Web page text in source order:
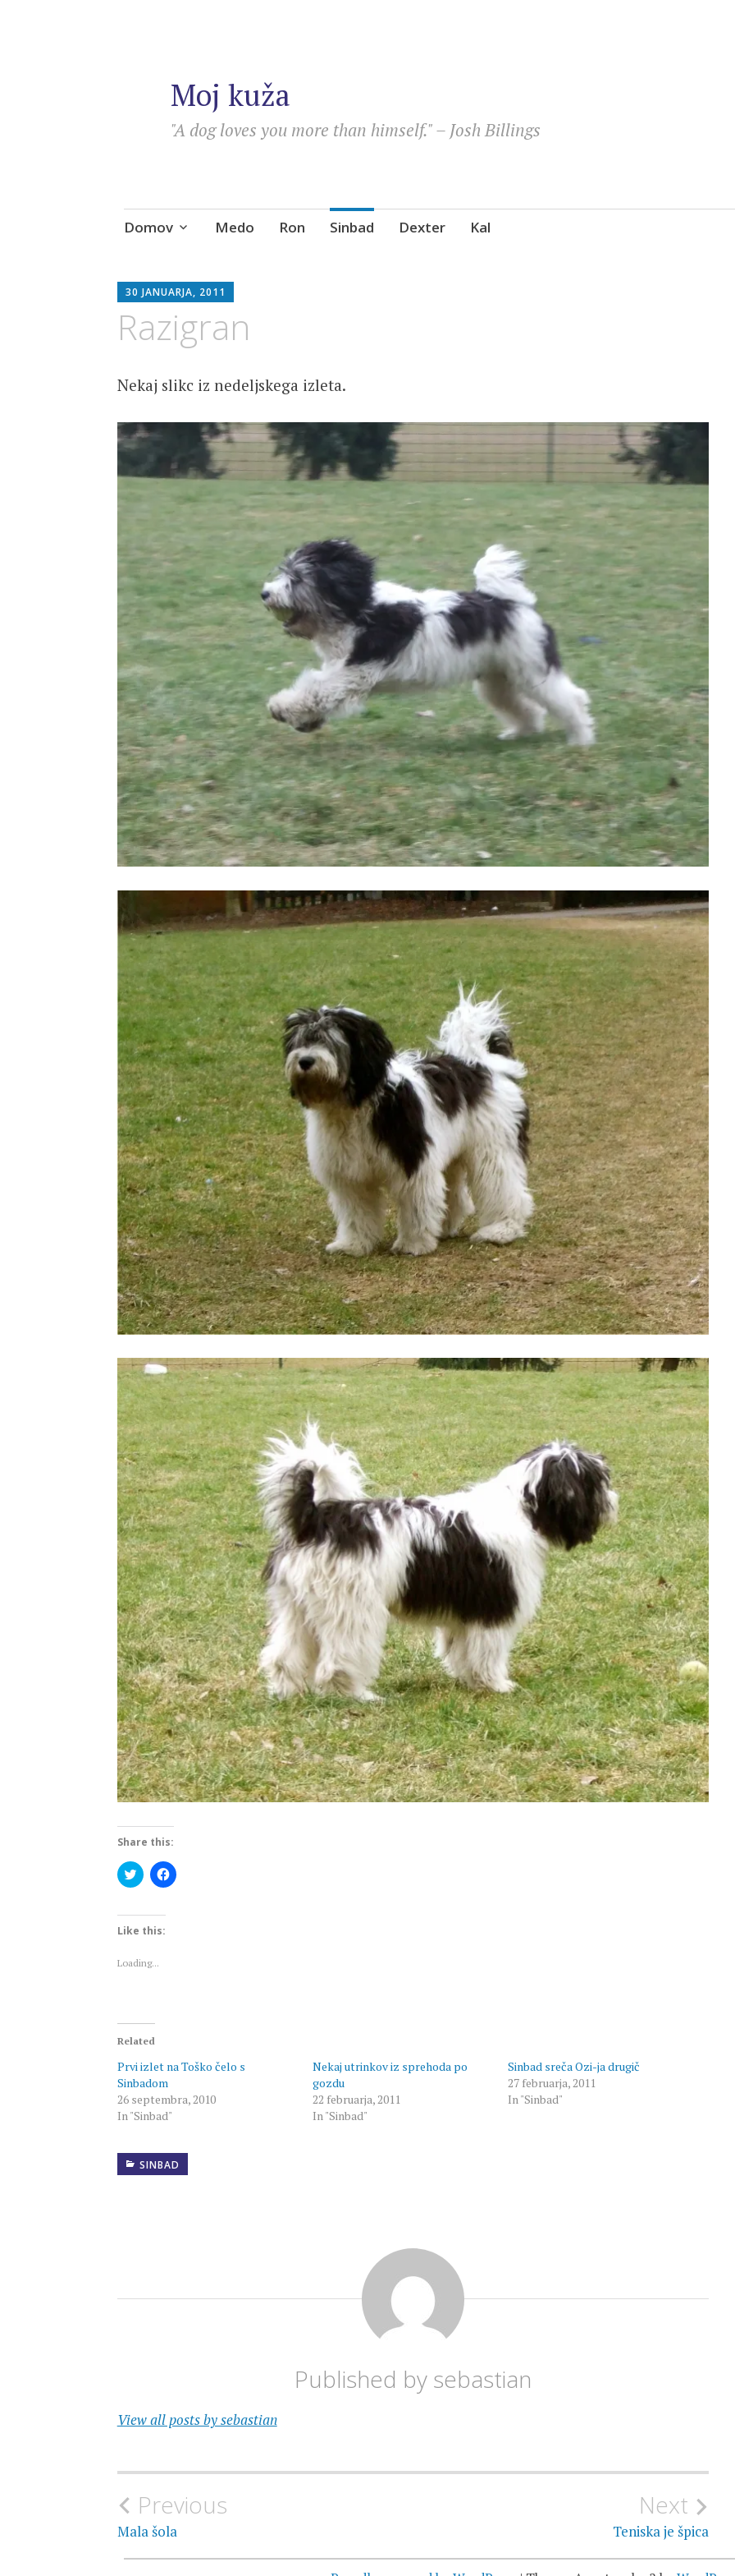
Moj kuža
"A dog loves you more than himself." – Josh Billings
Skip
Domov Medo Ron Sinbad Dexter Kal
30 JANUARJA, 2011
Razigran
Nekaj slikc iz nedeljskega izleta.
Share this:
Click
to
Twitter
(Opens
in
window)
Click
to
Like this:
Loading...
Related
Prvi izlet na Toško čelo s
Sinbadom
26 septembra, 2010
In "Sinbad"
Nekaj utrinkov iz sprehoda po
gozdu
22 februarja, 2011
In "Sinbad"
Sinbad sreča Ozi-ja drugič
27 februarja, 2011
In "Sinbad"
SINBAD
Published by sebastian
View all posts by sebastian
Navigacija
prispevka
Previous
Mala šola
Next
Teniska je špica